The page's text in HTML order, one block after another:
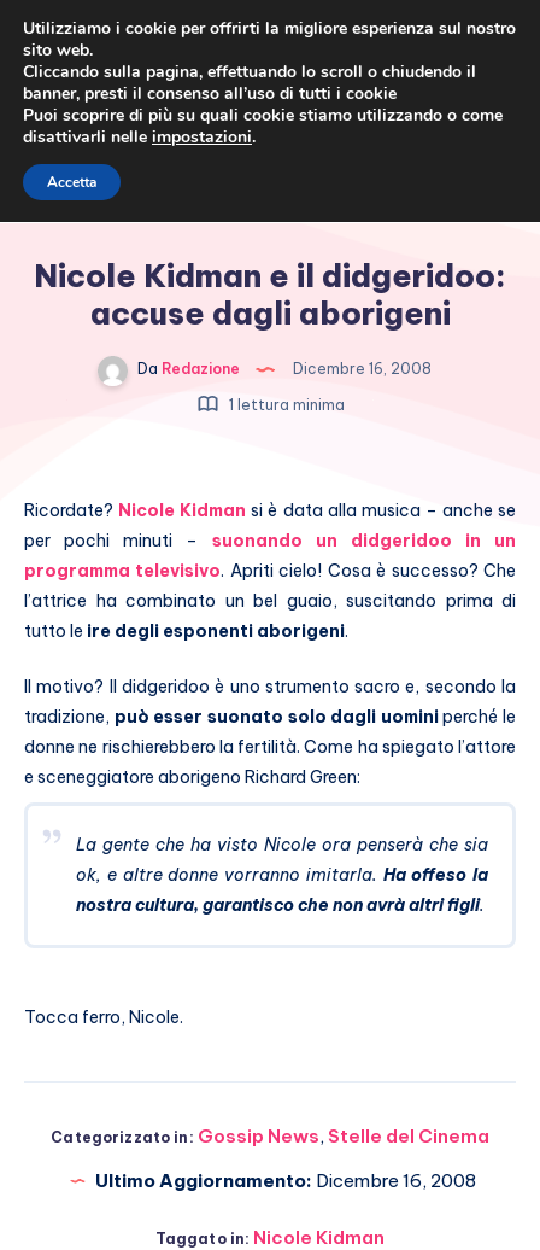
Nicole Kidman e il didgeridoo:
accuse dagli aborigeni
Da Redazione
Dicembre 16, 2008
1 lettura minima
Ricordate? Nicole Kidman si è data alla musica – anche se
per pochi minuti – suonando un didgeridoo in un
programma televisivo. Apriti cielo! Cosa è successo? Che
l’attrice ha combinato un bel guaio, suscitando prima di
tutto le ire degli esponenti aborigeni.
Il motivo? Il didgeridoo è uno strumento sacro e, secondo la
tradizione, può esser suonato solo dagli uominiperché le
donne ne rischierebbero la fertilità. Come ha spiegato l’attore
e sceneggiatore aborigeno Richard Green:
La gente che ha visto Nicole ora penserà che sia
ok, e altre donne vorranno imitarla. Ha offeso la
nostra cultura, garantisco che non avrà altri figli.
Tocca ferro, Nicole.
Categorizzato in: Gossip News, Stelle del Cinema
Ultimo Aggiornamento: Dicembre 16, 2008
Taggato in: Nicole Kidman
Utilizziamo i cookie per offrirti la migliore esperienza sul nostro
sito web.
Cliccando sulla pagina, effettuando lo scroll o chiudendo il
banner, presti il consenso all’uso di tutti i cookie
Puoi scoprire di più su quali cookie stiamo utilizzando o come
disattivarli nelle impostazioni.
Accetta